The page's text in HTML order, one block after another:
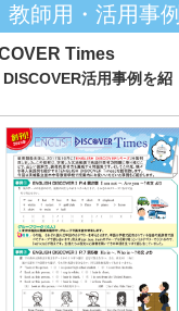
教師用・活用事例
Times
活用事例を紹